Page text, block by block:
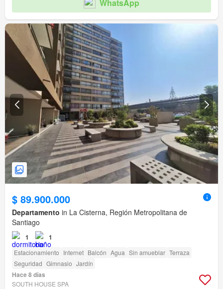
WhatsApp
$ 89.900.000
Departamento in La Cisterna, Región Metropolitana de
Santiago
1 1
Estacionamiento Internet Balcón Agua Sin amueblar Terraza
Seguridad Gimnasio Jardín
Hace 8 días
SOUTH HOUSE SPA